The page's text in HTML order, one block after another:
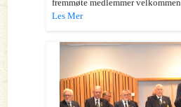
fremmøte medlemmer velkommen.
Les Mer